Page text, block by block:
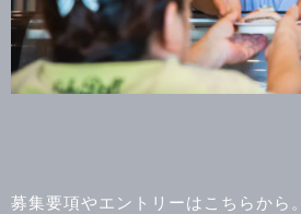
募集要項やエントリーはこちらから。